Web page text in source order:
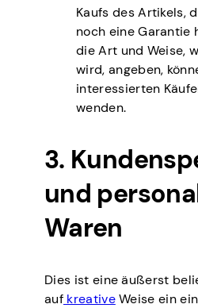
Kaufs des Artikels,
noch eine Garantie
die Art und Weise,
wird, angeben,
interessierten
wenden.
3.
und
Waren
Dies ist eine äußerst
aufkreativeWeise ein